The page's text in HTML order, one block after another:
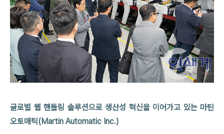
글로벌 웹 핸들링 솔루션으로 생산성 혁신을 이어가고 있는 마틴
오토매틱(Martin Automatic Inc.)